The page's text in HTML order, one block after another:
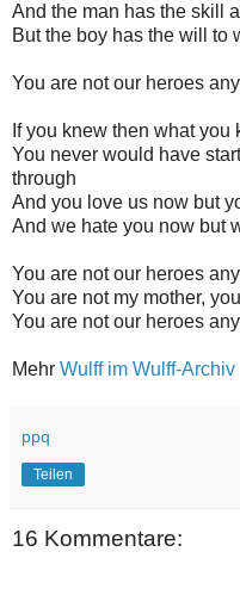
And the man has the skill
But the boy has the will to
You are not our heroes
If you knew then what you
You never would have
through
And you love us now but
And we hate you now but
You are not our heroes
You are not my mother,
You are not our heroes
Mehr Wulff im Wulff-Archiv
ppq
Teilen
16 Kommentare: